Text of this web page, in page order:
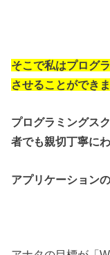
そこで私はプログ
させることができま
プログラミングス
者でも親切丁寧に
アプリケーション